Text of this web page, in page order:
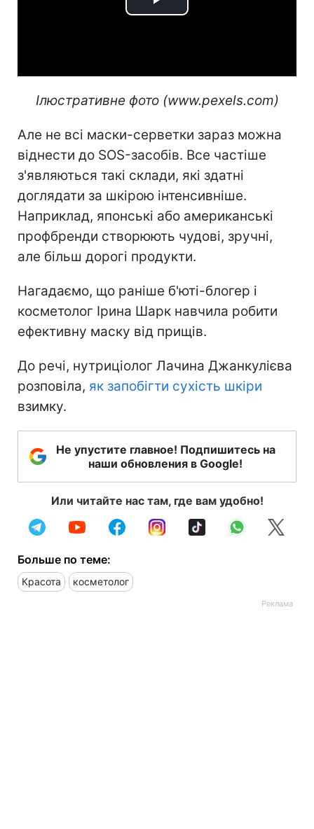
Play
Ілюстративне фото (www.pexels.com)
Але не всі маски-серветки зараз можна
віднести до SOS-засобів. Все частіше
з'являються такі склади, які здатні
доглядати за шкірою інтенсивніше.
Наприклад, японські або американські
профбренди створюють чудові, зручні,
але більш дорогі продукти.
Нагадаємо, що раніше б'юті-блогер і
косметолог Ірина Шарк навчила робити
ефективну маску від прищів.
До речі, нутриціолог Лачина Джанкулієва
розповіла, як запобігти сухість шкіри
взимку.
Не упустите главное! Подпишитесь на
наши обновления в Google!
Или читайте нас там, где вам удобно!
Больше по теме:
Красота косметолог